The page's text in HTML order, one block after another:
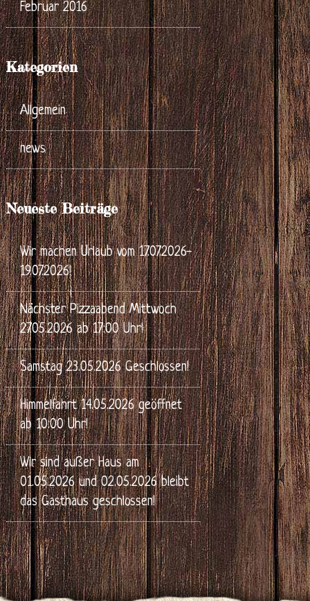
Februar 2016
Kategorien
Allgemein
news
Neueste Beiträge
Wir machen Urlaub vom 17.07.2026-
19.07.2026!
Nächster Pizzaabend Mittwoch
27.05.2026 ab 17:00 Uhr!
Samstag 23.05.2026 Geschlossen!
Himmelfahrt 14.05.2026 geöffnet
ab 10:00 Uhr!
Wir sind außer Haus am
01.05.2026 und 02.05.2026 bleibt
das Gasthaus geschlossen!